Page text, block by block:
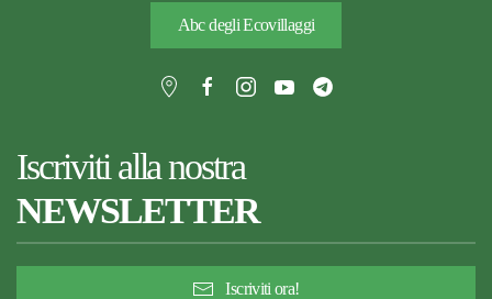
Abc degli Ecovillaggi
Iscriviti alla nostra
NEWSLETTER
Iscriviti ora!